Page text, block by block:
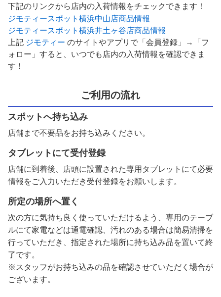
下記のリンクから店内の入荷情報をチェックできます！
ジモティースポット横浜中山店商品情報
ジモティースポット横浜井土ヶ谷店商品情報
上記 ジモティー のサイトやアプリで「会員登録」→「フ
ォロー」すると、いつでも店内の入荷情報を確認できま
す！
ご利用の流れ
スポットへ持ち込み
店舗まで不要品をお持ち込みください。
タブレットにて受付登録
店舗に到着後、店頭に設置された専用タブレットにて必要
情報をご入力いただき受付登録をお願いします。
所定の場所へ置く
次の方に気持ち良く使っていただけるよう、専用のテーブ
ルにて家電などは通電確認、汚れのある場合は簡易清掃を
行っていただき、指定された場所に持ち込み品を置いて終
了です。
※スタッフがお持ち込みの品を確認させていただく場合が
ございます。